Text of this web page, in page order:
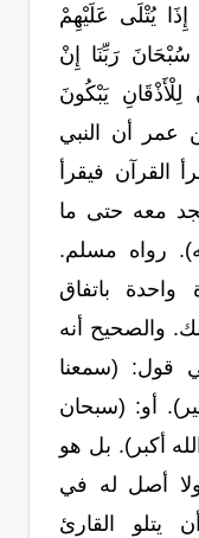
يُتْلَى عَلَيْهِمْ
رَبِّنَا إِنْ
يَبْكُونَ
عمر أن النبي
فيقرأ
معه حتى ما
رواه مسلم.
باتفاق
والصحيح أنه
قول: (سمعنا
أو: (سبحان
أكبر). بل هو
أصل له في
يتلو القارئ